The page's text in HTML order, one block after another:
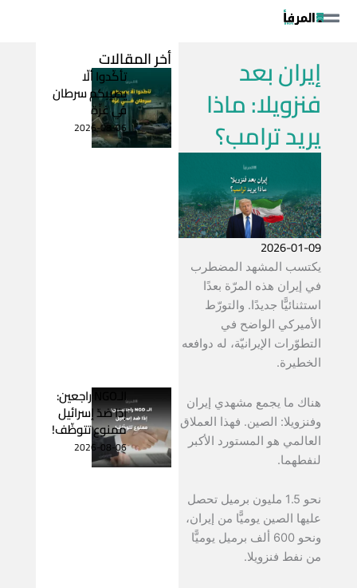
إيران بعد
فنزويلا: ماذا
يريد ترامب؟
2026-01-09
يكتسب المشهد المضطرب
في إيران هذه المرّة بعدًا
استثنائيًّا جديدًا. والتورّط
الأميركي الواضح في
التطوّرات الإيرانيّة، له دوافعه
الخطيرة.
هناك ما يجمع مشهدي إيران
وفنزويلا: الصين. فهذا العملاق
العالمي هو المستورد الأكبر
لنفطهما.
نحو 1.5 مليون برميل تحصل
عليها الصين يوميًّا من إيران،
ونحو 600 ألف برميل يوميًّا
من نفط فنزويلا.
أخر المقالات
تأكّدوا ألّا
يصيبكم سرطان
في غزّة
2026-08-06
الـNGO راجعين:
إذا ضدّ إسرائيل
ممنوع تتوظّف!
2026-08-06